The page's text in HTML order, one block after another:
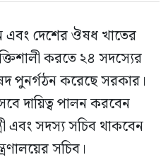
এবং দেশের ঔষধ খাতের
করতে ২৪ সদস্যের
পুনর্গঠন করেছে সরকার।
দায়িত্ব পালন করবেন
এবং সদস্য সচিব থাকবেন
সচিব।